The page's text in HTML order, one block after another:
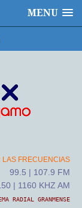
MENU
LAS FRECUENCIAS
99.5 | 107.9 FM
| 1160 KHZ AM
RADIAL GRANMENSE